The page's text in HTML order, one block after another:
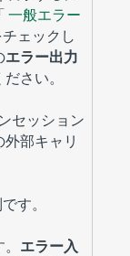
一般エラー
ェックし
エラー出力
さい。
セッション
部キャリ
す。
エラー入